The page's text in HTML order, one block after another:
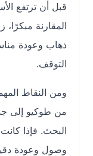
قبل أن ترتفع الأسعار
المقارنة مبكرًا،
ذهاب وعودة مناسبة
التوقف.
ومن النقاط المهمة
من طوكيو إلى جدة
البحث. فإذا كانت
وصول وعودة دقيقة